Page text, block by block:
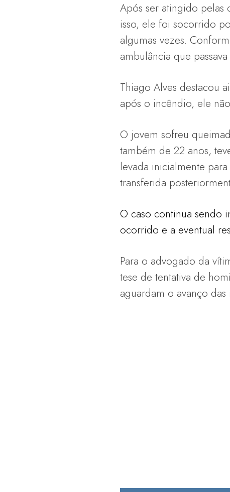
Após ser atingido pelas
isso, ele foi socorrido
algumas vezes.
ambulância que
Thiago Alves destacou
após o incêndio, ele
O jovem sofreu
também de 22 anos,
levada inicialmente
transferida
O caso continua sendo
ocorrido e a eventual
Para o advogado da
tese de tentativa de
aguardam o avanço